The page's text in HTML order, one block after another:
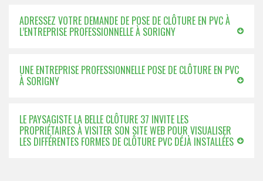
ADRESSEZ VOTRE DEMANDE DE POSE DE CLÔTURE EN PVC À
L’ENTREPRISE PROFESSIONNELLE À SORIGNY
UNE ENTREPRISE PROFESSIONNELLE POSE DE CLÔTURE EN PVC
À SORIGNY
LE PAYSAGISTE LA BELLE CLÔTURE 37 INVITE LES
PROPRIÉTAIRES À VISITER SON SITE WEB POUR VISUALISER
LES DIFFÉRENTES FORMES DE CLÔTURE PVC DÉJÀ INSTALLÉES